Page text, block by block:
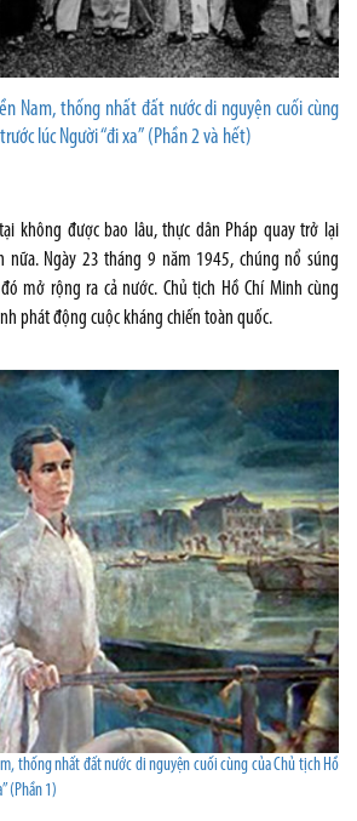
Nam, thống nhất đất nước di nguyện cuối cùng
lúc Người “đi xa” (Phần 2 và hết)
không được bao lâu, thực dân Pháp quay trở lại
nữa. Ngày 23 tháng 9 năm 1945, chúng nổ súng
mở rộng ra cả nước. Chủ tịch Hồ Chí Minh cùng
phát động cuộc kháng chiến toàn quốc.
thống nhất đất nước di nguyện cuối cùng của Chủ tịch Hồ
(Phần 1)